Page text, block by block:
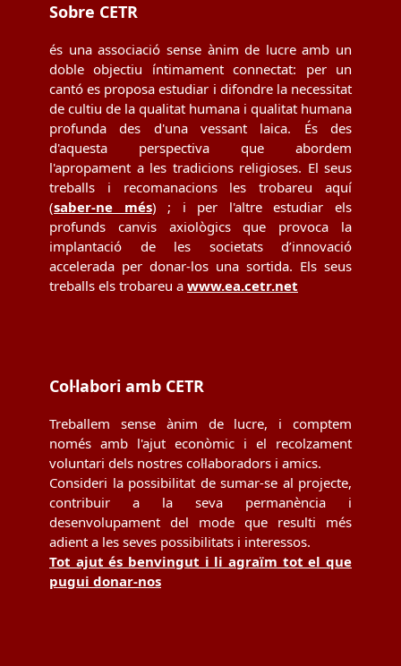
Sobre CETR
és una associació sense ànim de lucre amb un
doble objectiu íntimament connectat: per un
cantó es proposa estudiar i difondre la necessitat
de cultiu de la qualitat humana i qualitat humana
profunda des d'una vessant laica. És des
d'aquesta perspectiva que abordem
l'apropament a les tradicions religioses. El seus
treballs i recomanacions les trobareu aquí
(saber-ne més) ; i per l'altre estudiar els
profunds canvis axiològics que provoca la
implantació de les societats d’innovació
accelerada per donar-los una sortida. Els seus
treballs els trobareu a www.ea.cetr.net
Col·labori amb CETR
Treballem sense ànim de lucre, i comptem
només amb l'ajut econòmic i el recolzament
voluntari dels nostres col·laboradors i amics.
Consideri la possibilitat de sumar-se al projecte,
contribuir a la seva permanència i
desenvolupament del mode que resulti més
adient a les seves possibilitats i interessos.
Tot ajut és benvingut i li agraïm tot el que
pugui donar-nos